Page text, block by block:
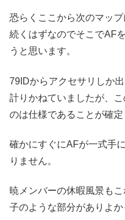
恐らくここから次のマッ
続くはずなのでそこでAF
うと思います。
79IDからアクセサリしか
計りかねていましたが、
のは仕様であることが確定
確かにすぐにAFが一式手
りません。
暁メンバーの休暇風景も
子のような部分がありよか